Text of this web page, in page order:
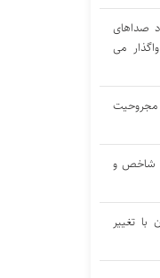
صداهای
می
و مجروحیت
مسلح شاخص و
با تغییر